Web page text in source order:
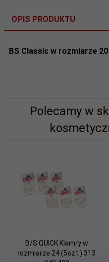
OPIS PRODUKTU
BS Classic w rozmiarze
Polecamy w
B/S QUICK Klamry w
rozmiarze 24 (5szt.) 313